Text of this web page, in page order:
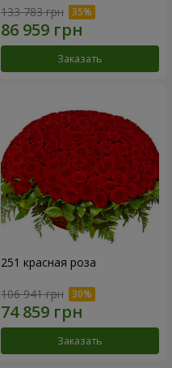
133 783 грн
Заказать
251 красная роза
106 941 грн
Заказать